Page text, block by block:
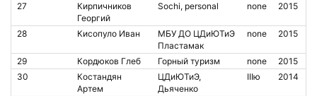
27
Кирпичников
Георгий
Sochi, personal none 2015
28 Кисопуло Иван
МБУ ДО ЦДиЮТиЭ
Пластамак
none 2015
29 Кордюков Глеб Горный туризм none
2015
30
Костандян
Артем
ЦДиЮТиЭ,
Дьяченко
IIIю 2014